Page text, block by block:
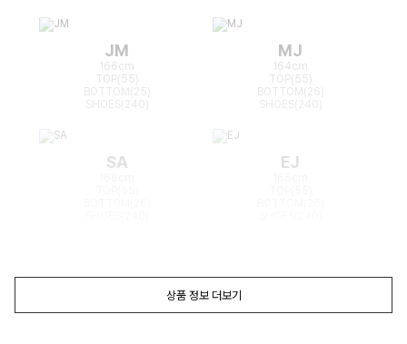
JM
166cm
TOP(55)
BOTTOM(25)
MJ
164cm
TOP(55)
BOTTOM(26)
SA EJ
상품 정보 더보기